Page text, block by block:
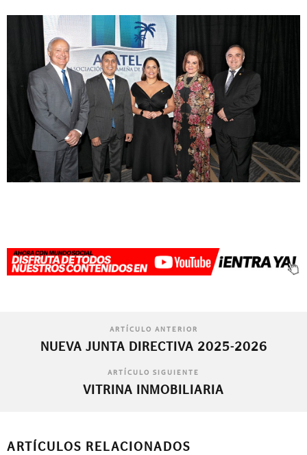
ARTÍCULO ANTERIOR
NUEVA JUNTA DIRECTIVA 2025-2026
ARTÍCULO SIGUIENTE
VITRINA INMOBILIARIA
ARTÍCULOS RELACIONADOS